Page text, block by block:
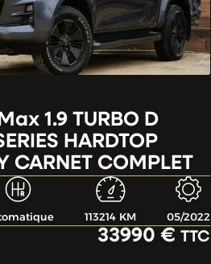
1.9 TURBO D
HARDTOP
CARNET COMPLET
113214 KM 05/2022
33990 € TTC